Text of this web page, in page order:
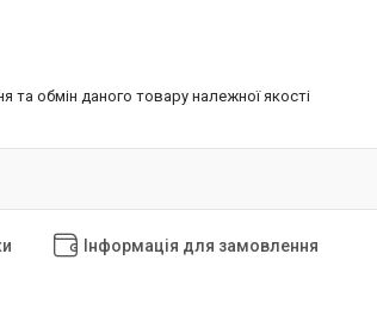
та обмін даного товару належної якості
Інформація для замовлення